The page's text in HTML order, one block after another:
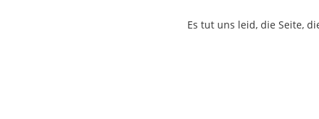
Es tut uns leid, die Seite,